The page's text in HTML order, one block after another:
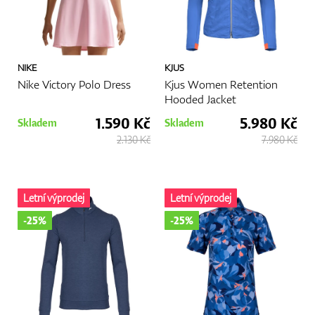
NIKE
Nike Victory Polo Dress
Skladem 1.590 Kč
2.130 Kč
KJUS
Kjus Women Retention
Hooded Jacket
Skladem 5.980 Kč
7.980 Kč
Letní výprodej
-25%
Letní výprodej
-25%